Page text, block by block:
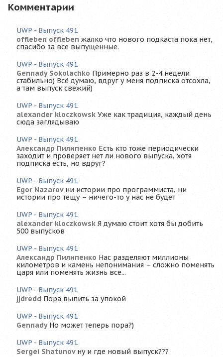
Комментарии
UWP - Выпуск 491
offleben offleben жалко что нового подкаста пока нет,
спасибо за все выпущенные.
UWP - Выпуск 491
Gennady Sokolachko Примерно раз в 2-4 недели
стабильно) Всё думаю, вдруг у меня подписка отсохла,
а там выпуск свежий)
UWP - Выпуск 491
alexander kloczkowsk Уже как традиция, каждый день
сюда заглядываю
UWP - Выпуск 491
Александр Пилипенко Есть кто тоже периодически
заходит и проверяет нет ли нового выпуска, хотя
подписка есть, но вдруг?
UWP - Выпуск 491
Egor Nazarov ни истории про программиста, ни
истории про тещу – ничего-то у нас не будет
UWP - Выпуск 491
alexander kloczkowsk Я думаю стоит хотя бы добить
500 выпусков
UWP - Выпуск 491
Александр Пилипенко Нас разделяют миллионы
километров и камень непонимания – сложно поменять
царя или поменять жизнь все...
UWP - Выпуск 491
jjdredd Пора выпить за упокой
UWP - Выпуск 491
Gennady Но может теперь пора?)
UWP - Выпуск 491
Sergei Shatunov ну и где новый выпуск???